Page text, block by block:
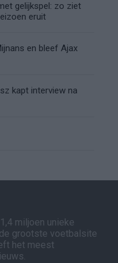
gelijkspel: zo ziet
eruit
en bleef Ajax
kapt interview na
miljoen unieke
grootste voetbalsite
het meest